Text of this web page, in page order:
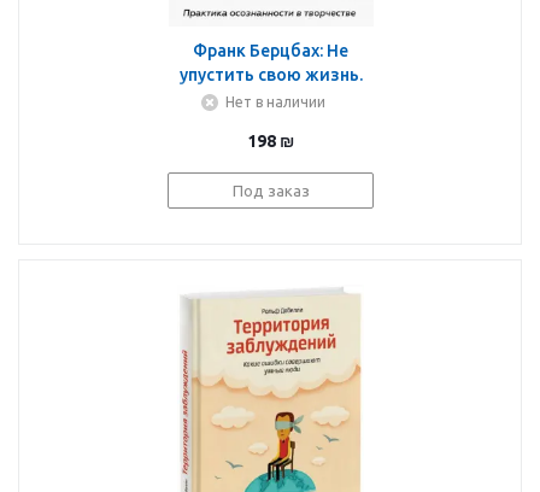
Франк Берцбах: Не
упустить свою жизнь.
Практика осознанности
Нет в наличии
198 ₪
Под заказ